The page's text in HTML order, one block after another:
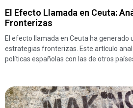
El Efecto Llamada en Ceuta:
Fronterizas
El efecto llamada en Ceuta ha generado
estrategias fronterizas. Este artículo
políticas españolas con las de otros